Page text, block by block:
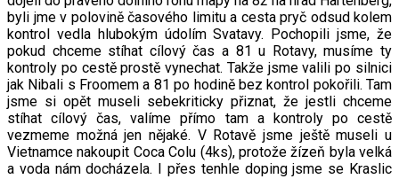
byli jme v polovině časového limitu a cesta pryč odsud kolem
kontrol vedla hlubokým údolím Svatavy. Pochopili jsme, že
pokud chceme stíhat cílový čas a 81 u Rotavy, musíme ty
kontroly po cestě prostě vynechat. Takže jsme valili po silnici
jak Nibali s Froomem a 81 po hodině bez kontrol pokořili. Tam
jsme si opět museli sebekriticky přiznat, že jestli chceme
stíhat cílový čas, valíme přímo tam a kontroly po cestě
vezmeme možná jen nějaké. V Rotavě jsme ještě museli u
Vietnamce nakoupit Coca Colu (4ks), protože žízeň byla velká
a voda nám docházela. I přes tenhle doping jsme se Kraslic